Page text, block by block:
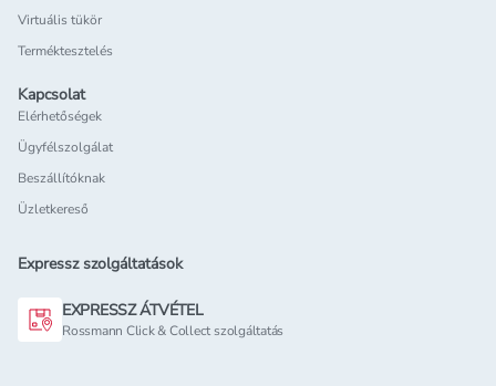
Virtuális tükör
Terméktesztelés
Kapcsolat
Elérhetőségek
Ügyfélszolgálat
Beszállítóknak
Üzletkereső
Expressz szolgáltatások
EXPRESSZ ÁTVÉTEL
Rossmann Click & Collect szolgáltatás